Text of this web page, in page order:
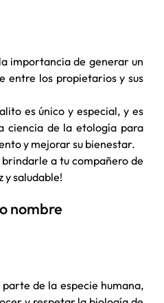
importancia de generar un
entre los propietarios y sus
es único y especial, y es
ciencia de la etología para
y mejorar su bienestar.
a tu compañero de
y saludable!
nombre
de la especie humana,